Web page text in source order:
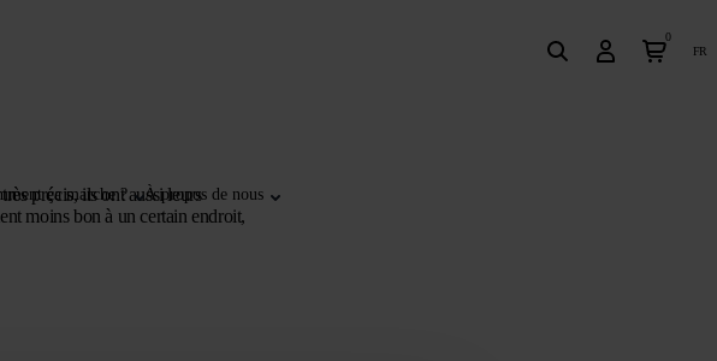
ça marche ? À propos de nous
0
fr
précis, ils ont aussi leurs
moins bon à un certain endroit,